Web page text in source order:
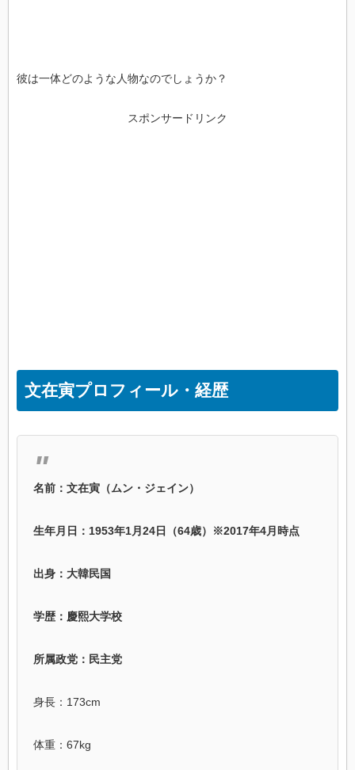
彼は一体どのような人物なのでしょうか？
スポンサードリンク
文在寅プロフィール・経歴
名前：文在寅（ムン・ジェイン）
生年月日：1953年1月24日（64歳）※2017年4月時点
出身：大韓民国
学歴：慶熙大学校
所属政党：民主党
身長：173cm
体重：67kg